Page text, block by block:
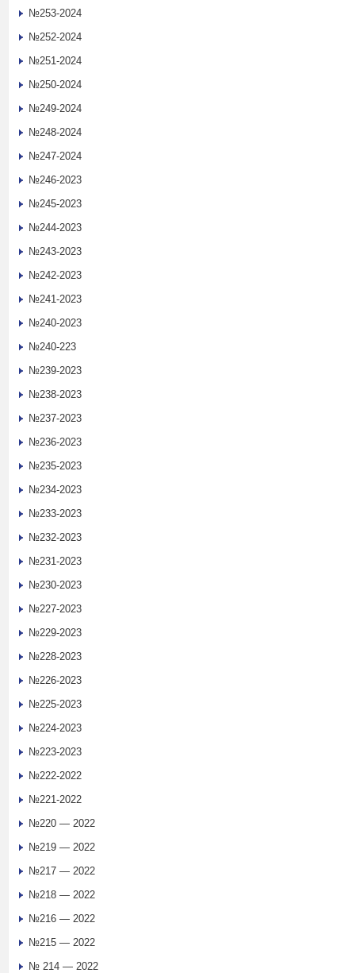
№253-2024
№252-2024
№251-2024
№250-2024
№249-2024
№248-2024
№247-2024
№246-2023
№245-2023
№244-2023
№243-2023
№242-2023
№241-2023
№240-2023
№240-223
№239-2023
№238-2023
№237-2023
№236-2023
№235-2023
№234-2023
№233-2023
№232-2023
№231-2023
№230-2023
№227-2023
№229-2023
№228-2023
№226-2023
№225-2023
№224-2023
№223-2023
№222-2022
№221-2022
№220 — 2022
№219 — 2022
№217 — 2022
№218 — 2022
№216 — 2022
№215 — 2022
№ 214 — 2022